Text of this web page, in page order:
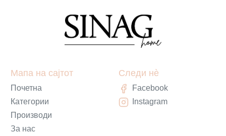
Мапа на сајтот
Почетна
Категории
Производи
За нас
Следи нè
Facebook
Instagram